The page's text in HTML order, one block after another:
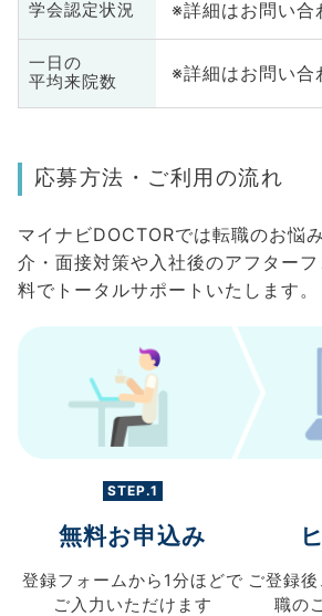
学会認定状況 ※詳細はお問い合
一日の
平均来院数
※詳細はお問い合
応募方法・ご利用の流れ
マイナビDOCTORでは転職のお悩
介・面接対策や入社後のアフター
料でトータルサポートいたします。
STEP.1
無料お申込み
登録フォームから 1分ほどで
ご入力 いただけます
ご登録後
職の